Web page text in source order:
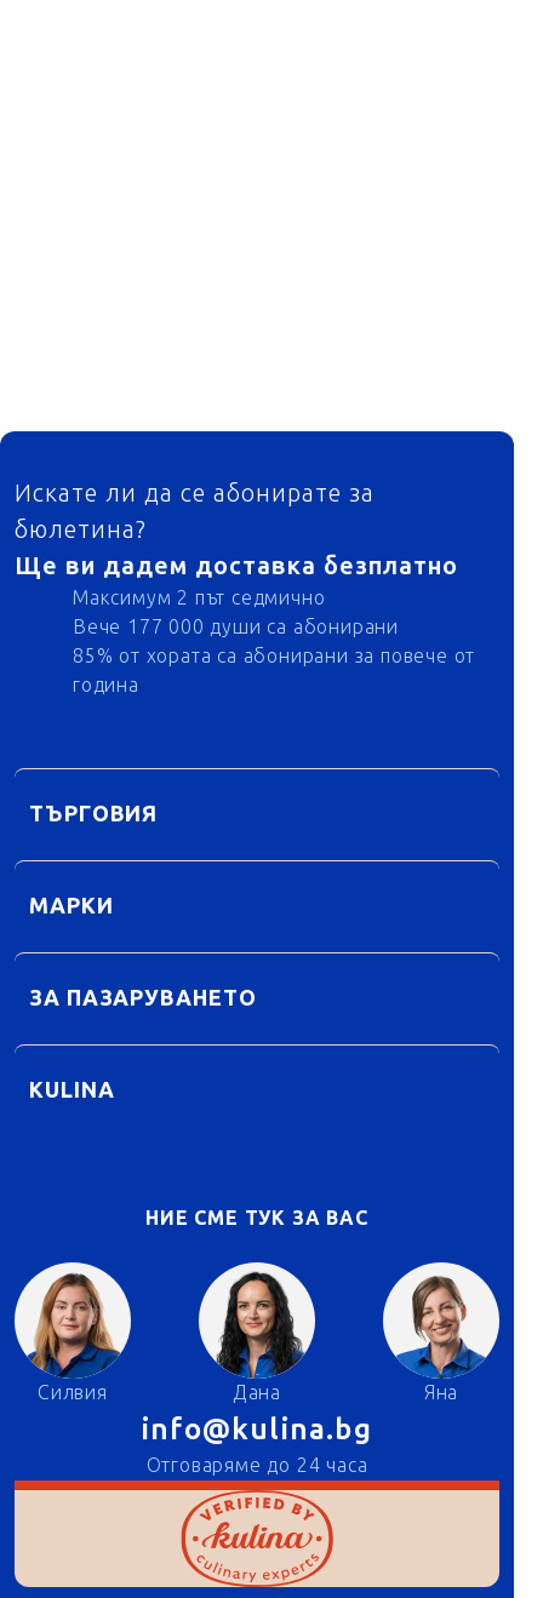
ФУТЕР
Искате ли да се абонирате за
бюлетина?
Ще ви дадем доставка безплатно
Максимум 2 път седмично
Вече 177 000 души са абонирани
85% от хората са абонирани за повече от
година
ТЪРГОВИЯ
МАРКИ
ЗА ПАЗАРУВАНЕТО
KULINA
НИЕ СМЕ ТУК ЗА ВАС
Силвия Дана Яна
info@kulina.bg
Отговаряме до 24 часа